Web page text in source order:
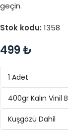
geçin.
Stok kodu: 1358
499₺